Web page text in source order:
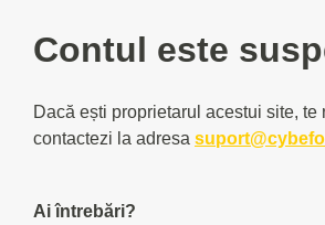
Contul este
Dacă ești proprietarul acestui site, te
contactezi la adresa
Ai întrebări?